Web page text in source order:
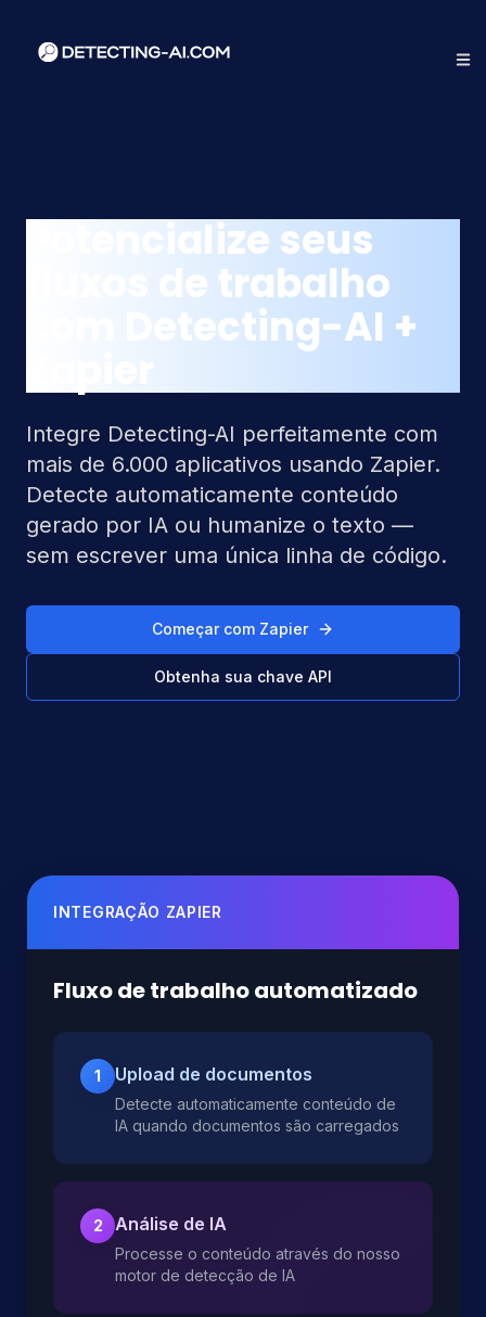
Potencialize seus
fluxos de trabalho
com Detecting-AI +
Integre Detecting-AI perfeitamente com
mais de 6.000 aplicativos usando Zapier.
Detecte automaticamente conteúdo
gerado por IA ou humanize o texto —
sem escrever uma única linha de código.
Começar com Zapier
Obtenha sua chave API
INTEGRAÇÃO ZAPIER
Fluxo de trabalho automatizado
1 Upload de documentos
Detecte automaticamente conteúdo de
IA quando documentos são carregados
2 Análise de IA
Processe o conteúdo através do nosso
motor de detecção de IA